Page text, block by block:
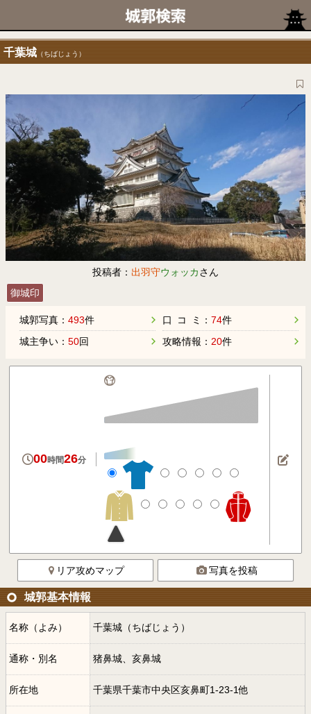
千葉城 （ちばじょう）
投稿者： 出羽守ウォッカさん
御城印
城郭写真： 493件
城主争い： 50回
口 コ ミ： 74件
攻略情報： 20件
00時間26分
リア攻めマップ 写真を投稿
城郭基本情報
名称（よみ） 千葉城（ちばじょう）
通称・別名 猪鼻城、亥鼻城
所在地 千葉県千葉市中央区亥鼻町1-23-1他